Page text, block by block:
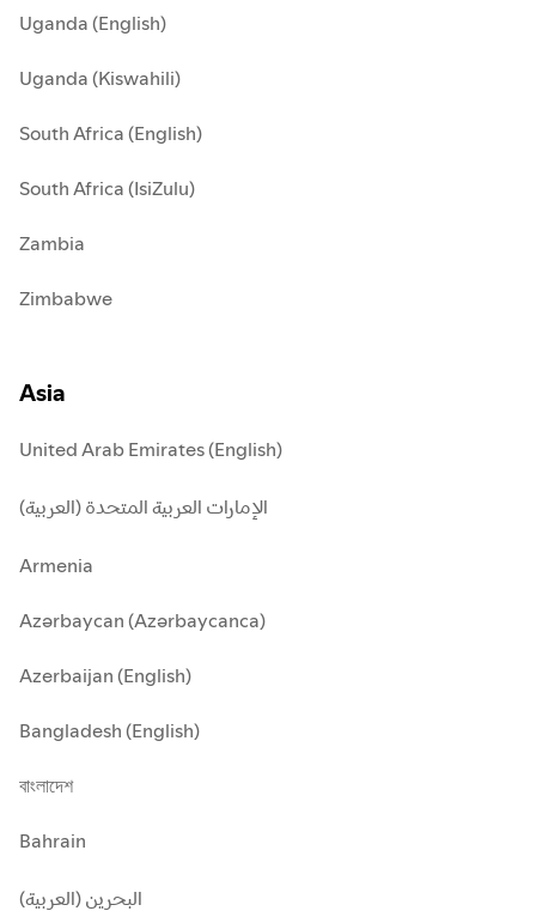
Uganda (English)
Uganda (Kiswahili)
South Africa (English)
South Africa (IsiZulu)
Zambia
Zimbabwe
Asia
United Arab Emirates (English)
الإمارات العربية المتحدة (العربية)
Armenia
Azərbaycan (Azərbaycanca)
Azerbaijan (English)
Bangladesh (English)
বাংলাদেশ
Bahrain
البحرين (العربية)